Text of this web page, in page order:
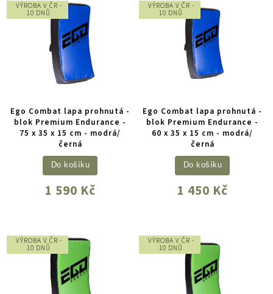
VÝROBA V ČR -
10 DNŮ
Ego Combat lapa prohnutá -
blok Premium Endurance -
75 x 35 x 15 cm - modrá/
černá
1 590 Kč
Do košíku
VÝROBA V ČR -
10 DNŮ
Ego Combat lapa prohnutá -
blok Premium Endurance -
60 x 35 x 15 cm - modrá/
černá
1 450 Kč
Do košíku
VÝROBA V ČR -
10 DNŮ
VÝROBA V ČR -
10 DNŮ